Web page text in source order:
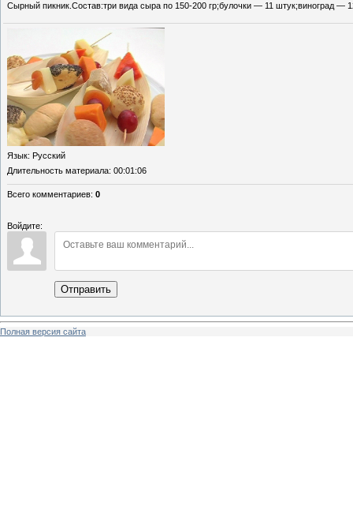
Сырный пикник.Состав:три вида сыра по 150-200 гр;булочки — 11 штук;виноград —
Язык: Русский
Длительность материала: 00:01:06
Всего комментариев: 0
Войдите:
Отправить
Полная версия сайта